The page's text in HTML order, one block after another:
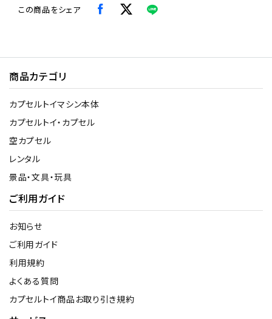
この商品をシェア
商品カテゴリ
カプセルトイマシン本体
カプセルトイ・カプセル
空カプセル
レンタル
景品・文具・玩具
ご利用ガイド
お知らせ
ご利用ガイド
利用規約
よくある質問
カプセルトイ商品お取り引き規約